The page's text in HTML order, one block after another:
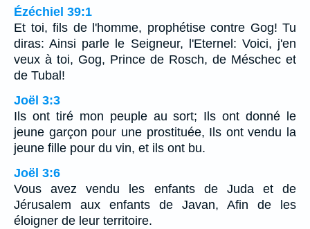
Ézéchiel 39:1
Et toi, fils de l'homme, prophétise contre Gog! Tu
diras: Ainsi parle le Seigneur, l'Eternel: Voici, j'en
veux à toi, Gog, Prince de Rosch, de Méschec et
de Tubal!
Joël 3:3
Ils ont tiré mon peuple au sort; Ils ont donné le
jeune garçon pour une prostituée, Ils ont vendu la
jeune fille pour du vin, et ils ont bu.
Joël 3:6
Vous avez vendu les enfants de Juda et de
Jérusalem aux enfants de Javan, Afin de les
éloigner de leur territoire.